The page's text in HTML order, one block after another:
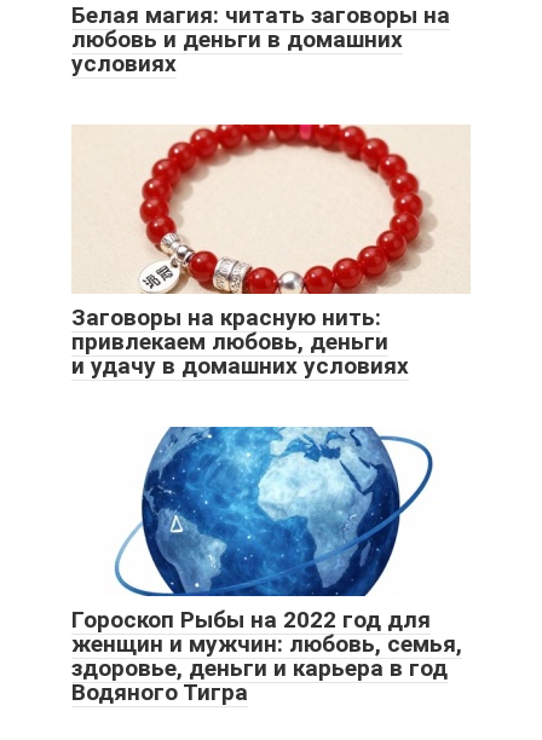
Белая магия: читать заговоры на
любовь и деньги в домашних
условиях
Заговоры на красную нить:
привлекаем любовь, деньги
и удачу в домашних условиях
Гороскоп Рыбы на 2022 год для
женщин и мужчин: любовь, семья,
здоровье, деньги и карьера в год
Водяного Тигра